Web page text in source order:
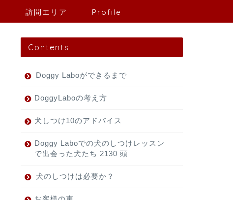
訪問エリア Profile
Contents
Doggy Laboができるまで
DoggyLaboの考え方
犬しつけ10のアドバイス
Doggy Laboでの犬のしつけレッスン
で出会った犬たち 2130 頭
犬のしつけは必要か？